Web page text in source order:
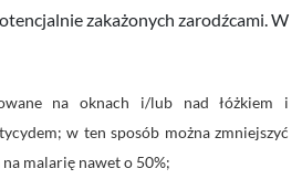
zakażonych zarodźcami.W
na oknach i/lub nad łóżkiem i
w ten sposób można zmniejszyć
malarię nawet o 50%;